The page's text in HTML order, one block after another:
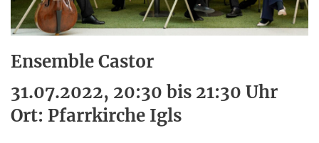
Ensemble Castor
31.07.2022, 20:30 bis 21:30 Uhr
Ort: Pfarrkirche Igls